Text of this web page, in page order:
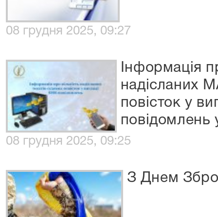
08 грудня 2025, 09:27
Інформація
надісланих
повісток у
повідомлень
08 грудня 2025, 09:25
З Днем